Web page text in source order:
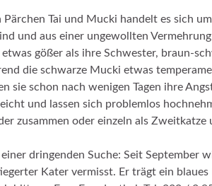
Pärchen Tai und Mucki handelt es sich
und aus einer ungewollten
etwas gößer als ihre Schwester, braun-
die schwarze Mucki etwas
sie schon nach wenigen Tagen ihre
und lassen sich problemlos
zusammen oder einzeln als Zweitkatze
dringenden Suche: Seit September
Kater vermisst. Er trägt ein